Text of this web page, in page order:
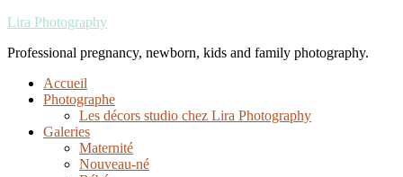
Lira Photography
Professional pregnancy, newborn, kids and family photography.
Accueil
Photographe
Les décors studio chez Lira Photography
Galeries
Maternité
Nouveau-né